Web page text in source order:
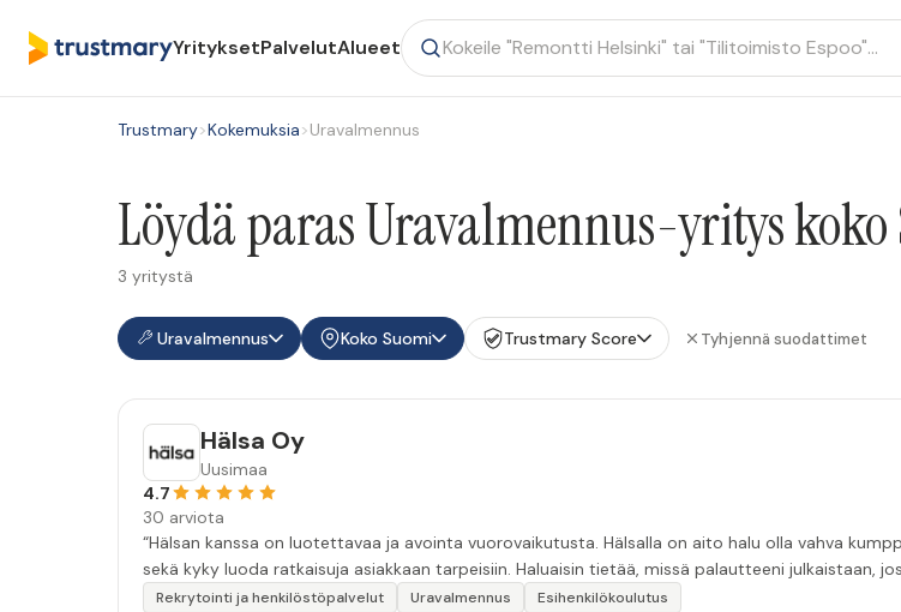
YrityksetPalvelutAlueet
Trustmary>Kokemuksia>Uravalmennus
Löydä paras Uravalmennus-yritys koko
3 yritystä
Uravalmennus Koko Suomi Trustmary Score Tyhjennä suodattimet
Hälsa Oy
Uusimaa
4.7
30 arviota
“Hälsan kanssa on luotettavaa ja avointa vuorovaikutusta. Hälsalla on aito halu olla vahva
sekä kyky luoda ratkaisuja asiakkaan tarpeisiin. Haluaisin tietää, missä palautteeni
Rekrytointi ja henkilöstöpalvelut Uravalmennus
Esihenkilökoulutus